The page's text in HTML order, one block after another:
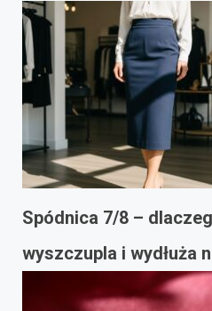
Spódnica 7/8 –
wyszczupla i wydłuża